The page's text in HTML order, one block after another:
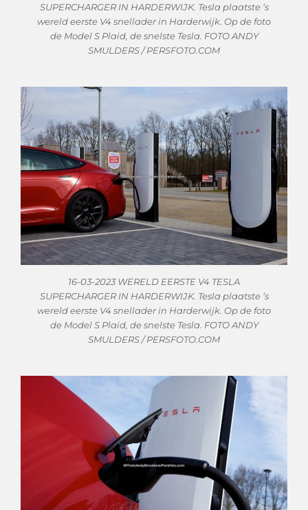
SUPERCHARGER IN HARDERWIJK. Tesla plaatste ’s
wereld eerste V4 snellader in Harderwijk. Op de foto
de Model S Plaid, de snelste Tesla. FOTO ANDY
SMULDERS / PERSFOTO.COM
16-03-2023 WERELD EERSTE V4 TESLA
SUPERCHARGER IN HARDERWIJK. Tesla plaatste ’s
wereld eerste V4 snellader in Harderwijk. Op de foto
de Model S Plaid, de snelste Tesla. FOTO ANDY
SMULDERS / PERSFOTO.COM